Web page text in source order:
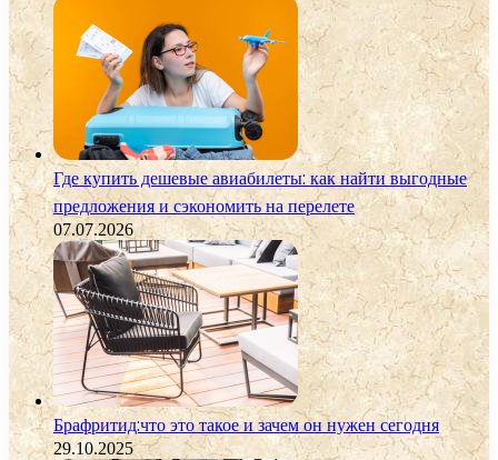
Где купить дешевые авиабилеты: как найти выгодные
предложения и сэкономить на перелете
07.07.2026
Брафритид:что это такое и зачем он нужен сегодня
29.10.2025